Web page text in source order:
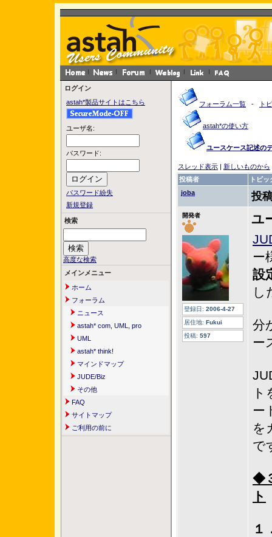
ログイン
astah*製品サイトはこちら
ユーザ名:
パスワード:
パスワード紛失
新規登録
検索
高度な検索
メインメニュー
ホーム
フォーラム
ニュース
astah* com, UML, pro
UML
astah* think!
マインドマップ
JUDE/Biz
その他
FAQ
サイトマップ
ご利用の前に
フォーラム一覧 - ト
astah*の使い方
ユースケース記述の
スレッド表示 | 新しいものから
投稿者
トピッ
joba
投
開発者
登録日: 2006-4-27
居住地: Fukui
投稿: 597
ユ
ー
設
し
分
ー
ー
を
で
◆
ト
１